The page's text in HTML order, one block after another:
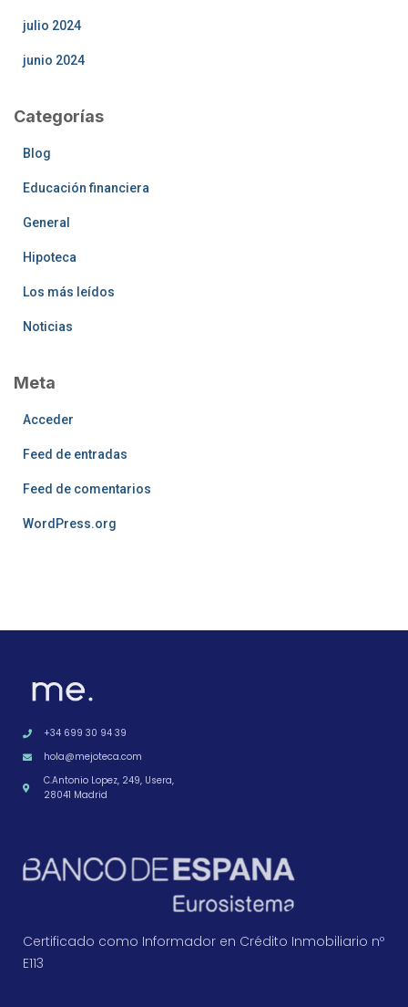
julio 2024
junio 2024
Categorías
Blog
Educación financiera
General
Hipoteca
Los más leídos
Noticias
Meta
Acceder
Feed de entradas
Feed de comentarios
WordPress.org
+34 699 30 94 39
hola@mejoteca.com
C.Antonio Lopez, 249, Usera,
28041 Madrid
Certificado como Informador en Crédito Inmobiliario nº
E113